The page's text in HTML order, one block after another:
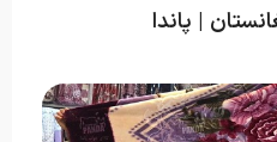
| پاندا